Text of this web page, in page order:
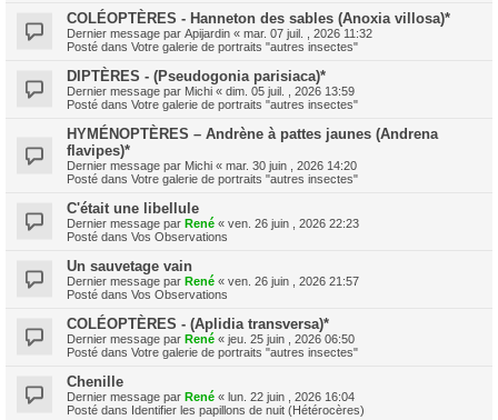
COLÉOPTÈRES - Hanneton des sables (Anoxia villosa)*
Dernier message par Apijardin « mar. 07 juil. , 2026 11:32
Posté dans Votre galerie de portraits "autres insectes"
DIPTÈRES - (Pseudogonia parisiaca)*
Dernier message par Michi « dim. 05 juil. , 2026 13:59
Posté dans Votre galerie de portraits "autres insectes"
HYMÉNOPTÈRES – Andrène à pattes jaunes (Andrena
flavipes)*
Dernier message par Michi « mar. 30 juin , 2026 14:20
Posté dans Votre galerie de portraits "autres insectes"
C'était une libellule
Dernier message par René « ven. 26 juin , 2026 22:23
Posté dans Vos Observations
Un sauvetage vain
Dernier message par René « ven. 26 juin , 2026 21:57
Posté dans Vos Observations
COLÉOPTÈRES - (Aplidia transversa)*
Dernier message par René « jeu. 25 juin , 2026 06:50
Posté dans Votre galerie de portraits "autres insectes"
Chenille
Dernier message par René « lun. 22 juin , 2026 16:04
Posté dans Identifier les papillons de nuit (Hétérocères)